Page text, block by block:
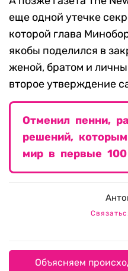
еще одной утечке
которой глава
якобы поделился в
женой, братом и
второе утверждение
Отменил пенни,
решений,
мир в первые
Объясняем